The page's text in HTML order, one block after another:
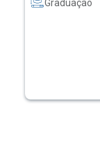
Graduação